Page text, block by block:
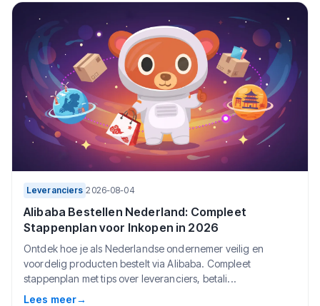
Leveranciers 2026-08-04
Alibaba Bestellen Nederland: Compleet
Stappenplan voor Inkopen in 2026
Ontdek hoe je als Nederlandse ondernemer veilig en
voordelig producten bestelt via Alibaba. Compleet
stappenplan met tips over leveranciers, betali...
Lees meer→